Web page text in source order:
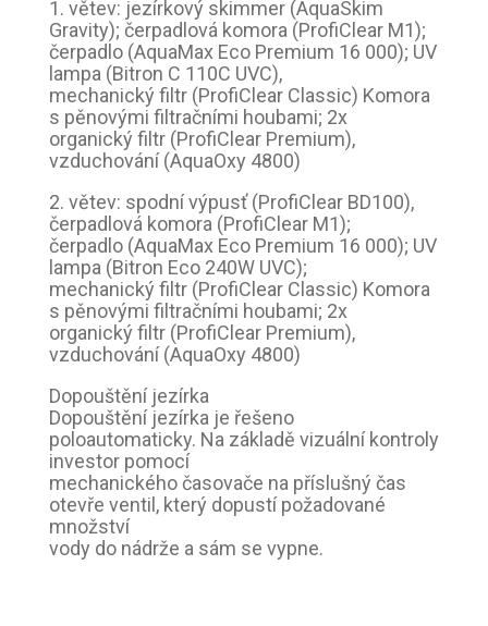
1. větev: jezírkový skimmer (AquaSkim
Gravity); čerpadlová komora (ProfiClear M1);
čerpadlo (AquaMax Eco Premium 16 000); UV
lampa (Bitron C 110C UVC),
mechanický filtr (ProfiClear Classic) Komora
s pěnovými filtračními houbami; 2x
organický filtr (ProfiClear Premium),
vzduchování (AquaOxy 4800)
2. větev: spodní výpusť (ProfiClear BD100),
čerpadlová komora (ProfiClear M1);
čerpadlo (AquaMax Eco Premium 16 000); UV
lampa (Bitron Eco 240W UVC);
mechanický filtr (ProfiClear Classic) Komora
s pěnovými filtračními houbami; 2x
organický filtr (ProfiClear Premium),
vzduchování (AquaOxy 4800)
Dopouštění jezírka
Dopouštění jezírka je řešeno
poloautomaticky. Na základě vizuální kontroly
investor pomocí
mechanického časovače na příslušný čas
otevře ventil, který dopustí požadované
množství
vody do nádrže a sám se vypne.